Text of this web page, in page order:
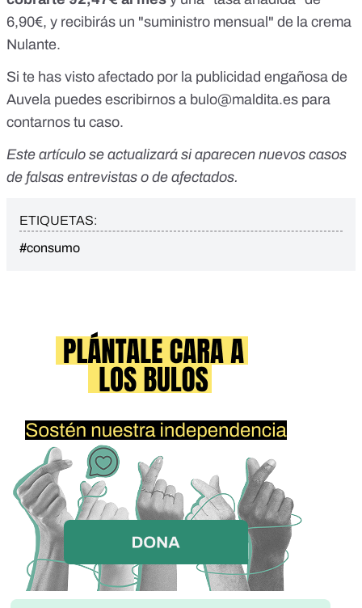
6,90€, y recibirás un "suministro mensual" de la crema
Nulante.
Si te has visto afectado por la publicidad engañosa de
Auvela puedes escribirnos a bulo@maldita.es para
contarnos tu caso.
Este artículo se actualizará si aparecen nuevos casos
de falsas entrevistas o de afectados.
ETIQUETAS:
#consumo